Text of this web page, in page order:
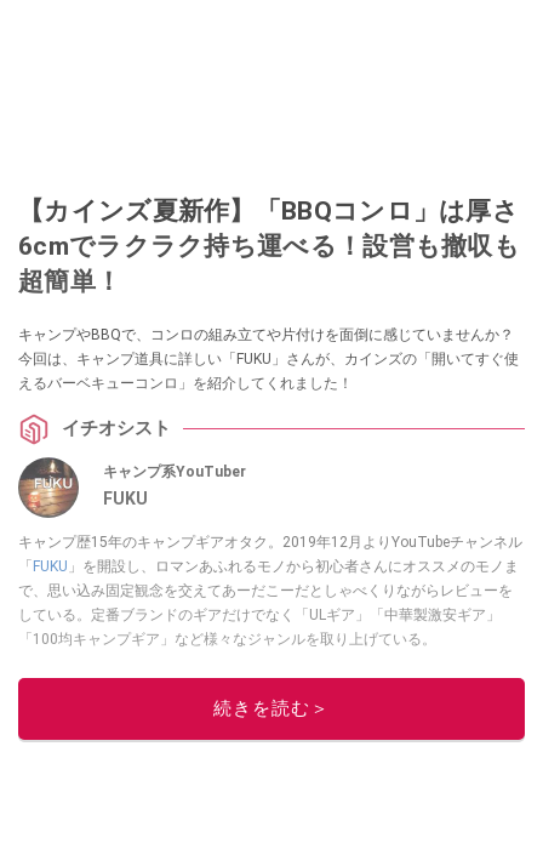
【カインズ夏新作】「BBQコンロ」は厚さ
6cmでラクラク持ち運べる！設営も撤収も
超簡単！
キャンプやBBQで、コンロの組み立てや片付けを面倒に感じていませんか？
今回は、キャンプ道具に詳しい「FUKU」さんが、カインズの「開いてすぐ使
えるバーベキューコンロ」を紹介してくれました！
イチオシスト
キャンプ系YouTuber
FUKU
キャンプ歴15年のキャンプギアオタク。2019年12月よりYouTubeチャンネル
「FUKU 」を開設し、ロマンあふれるモノから初心者さんにオススメのモノま
で、思い込み固定観念を交えてあーだこーだとしゃべくりながらレビューを
している。定番ブランドのギアだけでなく「ULギア」「中華製激安ギア」
「100均キャンプギア」など様々なジャンルを取り上げている。
このイチオシストの他の記事を読む
続きを読む＞